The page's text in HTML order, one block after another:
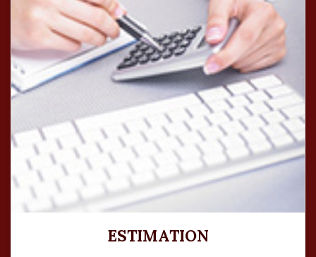
ESTIMATION